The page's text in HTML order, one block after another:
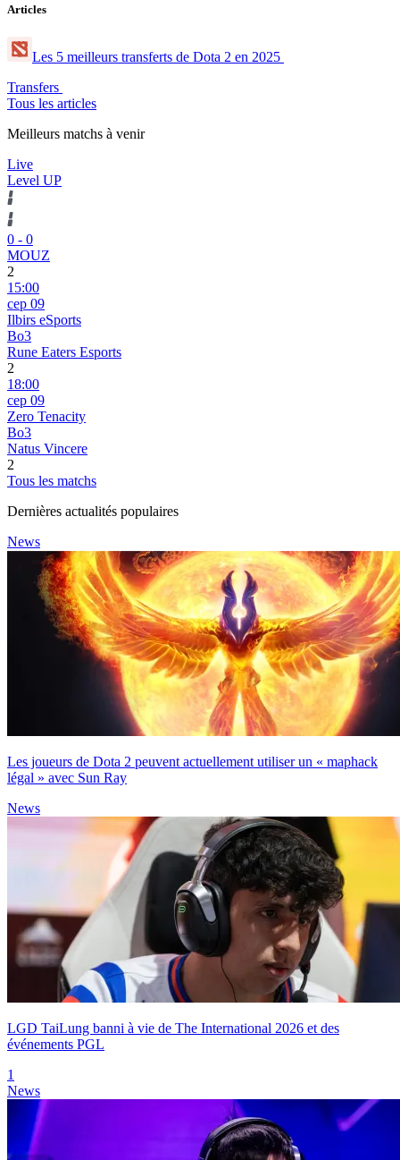
Articles
Les 5 meilleurs transferts de Dota 2 en 2025
Transfers
Tous les articles
Meilleurs matchs à venir
Live
Level UP
0 - 0
MOUZ
2
15:00
сер 09
Ilbirs eSports
Bo3
Rune Eaters Esports
2
18:00
сер 09
Zero Tenacity
Bo3
Natus Vincere
2
Tous les matchs
Dernières actualités populaires
News
Les joueurs de Dota 2 peuvent actuellement utiliser un « maphack
légal » avec Sun Ray
News
LGD TaiLung banni à vie de The International 2026 et des
événements PGL
1
News